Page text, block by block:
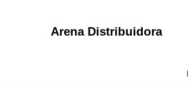
Arena Distribuidora